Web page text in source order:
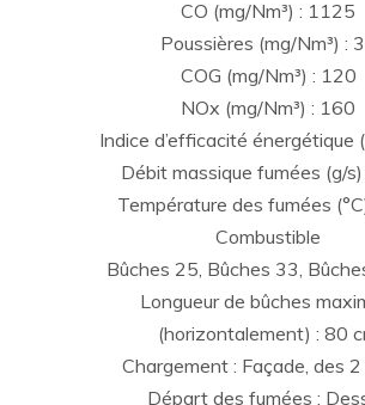
CO (mg/Nm³) : 1125
Poussières (mg/Nm³) :
COG (mg/Nm³) : 120
NOx (mg/Nm³) : 160
Indice d’efficacité énergétique
Débit massique fumées (g/
Température des fumées
Combustible
Bûches 25, Bûches 33,
Longueur de bûches
(horizontalement) : 80
Chargement : Façade, des
Départ des fumées :